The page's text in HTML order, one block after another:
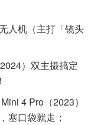
人机（主打「镜头
）双主摄搞定
4 Pro（2023）
塞口袋就走；